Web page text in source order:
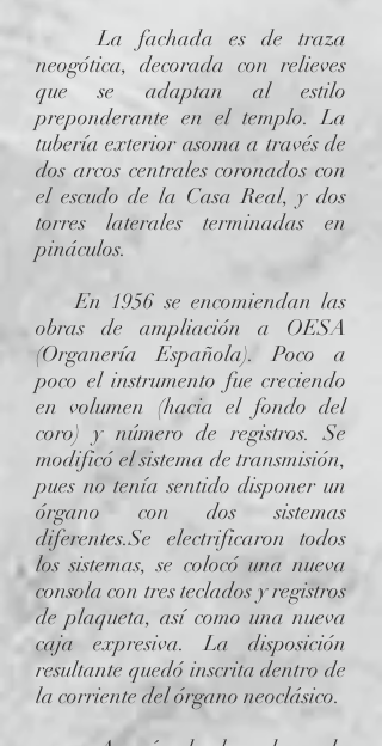
La fachada es de traza
neogótica, decorada con relieves
que se adaptan al estilo
preponderante en el templo. La
tubería exterior asoma a través de
dos arcos centrales coronados con
el escudo de la Casa Real, y dos
torres laterales terminadas en
pináculos.
En 1956 se encomiendan las
obras de ampliación a OESA
(Organería Española). Poco a
poco el instrumento fue creciendo
en volumen (hacia el fondo del
coro) y número de registros. Se
modificó el sistema de transmisión,
pues no tenía sentido disponer un
órgano con dos sistemas
diferentes.Se electrificaron todos
los sistemas, se colocó una nueva
consola con tres teclados y registros
de plaqueta, así como una nueva
caja expresiva. La disposición
resultante quedó inscrita dentro de
la corriente del órgano neoclásico.